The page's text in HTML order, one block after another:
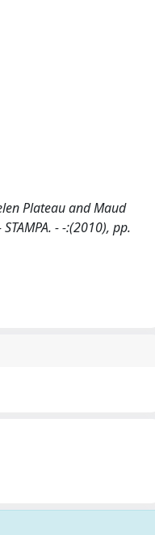
Plateau and Maud
- -:(2010), pp.